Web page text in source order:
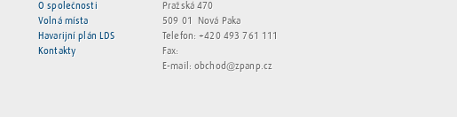
O společnosti
Volná místa
Havarijní plán LDS
Kontakty
Pražská 470
509 01 Nová Paka
Telefon: +420 493 761 111
Fax:
E-mail: obchod@zpanp.cz